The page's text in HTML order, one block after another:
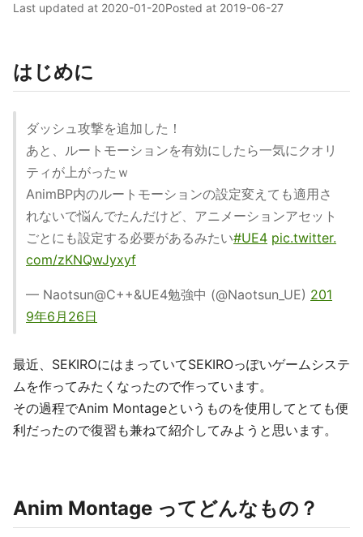
Last updated at 2020-01-20Posted at 2019-06-27
はじめに
ダッシュ攻撃を追加した！
あと、ルートモーションを有効にしたら一気にクオリ
ティが上がったｗ
AnimBP内のルートモーションの設定変えても適用さ
れないで悩んでたんだけど、アニメーションアセット
ごとにも設定する必要があるみたい#UE4 pic.twitter.
com/zKNQwJyxyf
— Naotsun@C++&UE4勉強中 (@Naotsun_UE) 201
9年6月26日
最近、SEKIROにはまっていてSEKIROっぽいゲームシステ
ムを作ってみたくなったので作っています。
その過程でAnim Montageというものを使用してとても便
利だったので復習も兼ねて紹介してみようと思います。
Anim Montage ってどんなもの？